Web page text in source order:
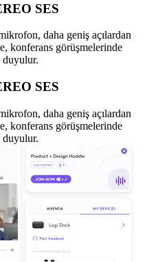
SES
daha geniş açılardan
konferans görüşmelerinde
duyulur.
SES
daha geniş açılardan
konferans görüşmelerinde
duyulur.